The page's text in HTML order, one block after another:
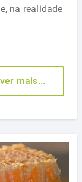
na realidade
ver mais...